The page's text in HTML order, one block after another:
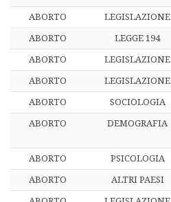
ABORTO LEGISLAZIONE
ABORTO LEGGE 194
ABORTO LEGISLAZIONE
ABORTO LEGISLAZIONE
ABORTO SOCIOLOGIA
ABORTO DEMOGRAFIA
ABORTO PSICOLOGIA
ABORTO ALTRI PAESI